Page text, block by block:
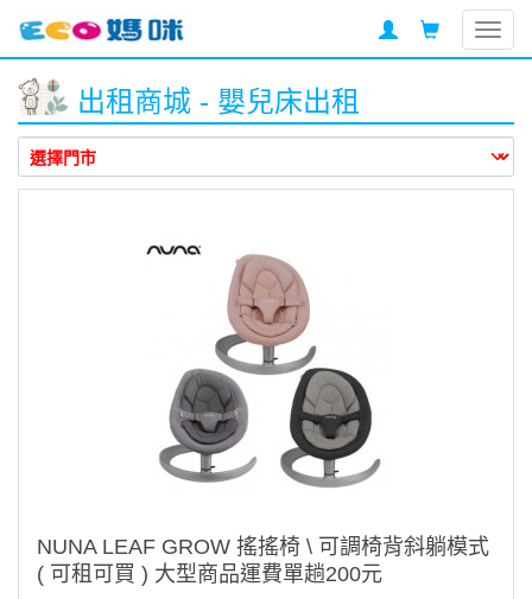
出租商城 - 嬰兒床出租
NUNA LEAF GROW 搖搖椅 \ 可調椅背斜躺模式
( 可租可買 ) 大型商品運費單趟200元